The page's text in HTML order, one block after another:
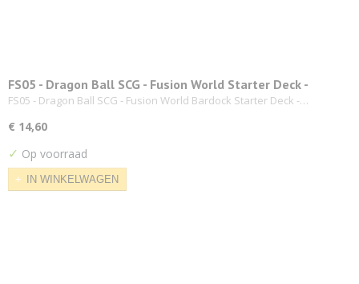
FS05 - Dragon Ball SCG - Fusion World Starter Deck -
Bardock
FS05 - Dragon Ball SCG - Fusion World Bardock Starter Deck -…
€ 14,60
✓ Op voorraad
IN WINKELWAGEN